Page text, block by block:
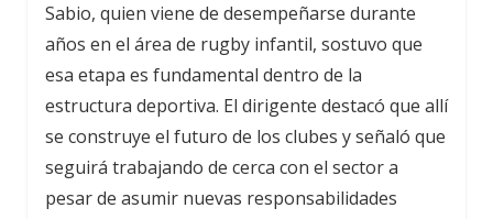
Sabio, quien viene de desempeñarse durante
años en el área de rugby infantil, sostuvo que
esa etapa es fundamental dentro de la
estructura deportiva. El dirigente destacó que allí
se construye el futuro de los clubes y señaló que
seguirá trabajando de cerca con el sector a
pesar de asumir nuevas responsabilidades